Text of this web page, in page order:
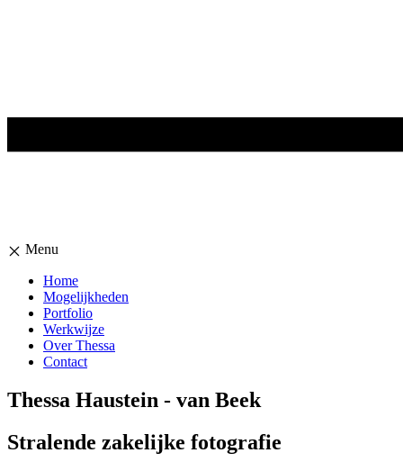
Menu
Home
Mogelijkheden
Portfolio
Werkwijze
Over Thessa
Contact
Thessa Haustein - van Beek
Stralende zakelijke fotografie